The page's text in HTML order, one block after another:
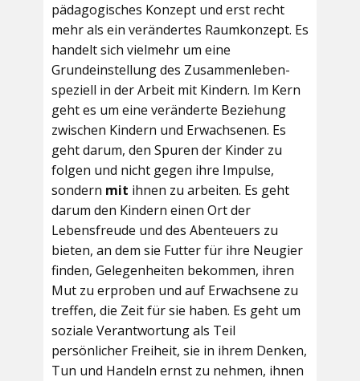
pädagogisches Konzept und erst recht
mehr als ein verändertes Raumkonzept. Es
handelt sich vielmehr um eine
Grundeinstellung des Zusammenleben-
speziell in der Arbeit mit Kindern. Im Kern
geht es um eine veränderte Beziehung
zwischen Kindern und Erwachsenen. Es
geht darum, den Spuren der Kinder zu
folgen und nicht gegen ihre Impulse,
sondern mit ihnen zu arbeiten. Es geht
darum den Kindern einen Ort der
Lebensfreude und des Abenteuers zu
bieten, an dem sie Futter für ihre Neugier
finden, Gelegenheiten bekommen, ihren
Mut zu erproben und auf Erwachsene zu
treffen, die Zeit für sie haben. Es geht um
soziale Verantwortung als Teil
persönlicher Freiheit, sie in ihrem Denken,
Tun und Handeln ernst zu nehmen, ihnen